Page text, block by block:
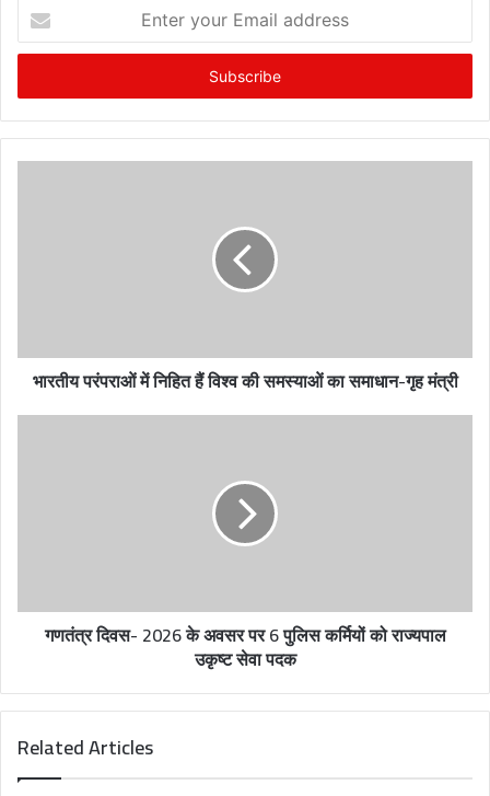
t
r
y
भारतीय परंपराओं में निहित हैं विश्व की समस्याओं का समाधान-गृह मंत्री
गणतंत्र दिवस- 2026 के अवसर पर 6 पुलिस कर्मियों को राज्यपाल
उकृष्ट सेवा पदक
Related Articles